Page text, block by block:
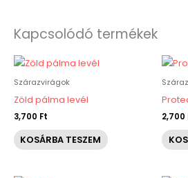
Kapcsolódó termékek
Szárazvirágok
Zöld pálma levél
3,700 Ft
KOSÁRBA TESZEM
2,700